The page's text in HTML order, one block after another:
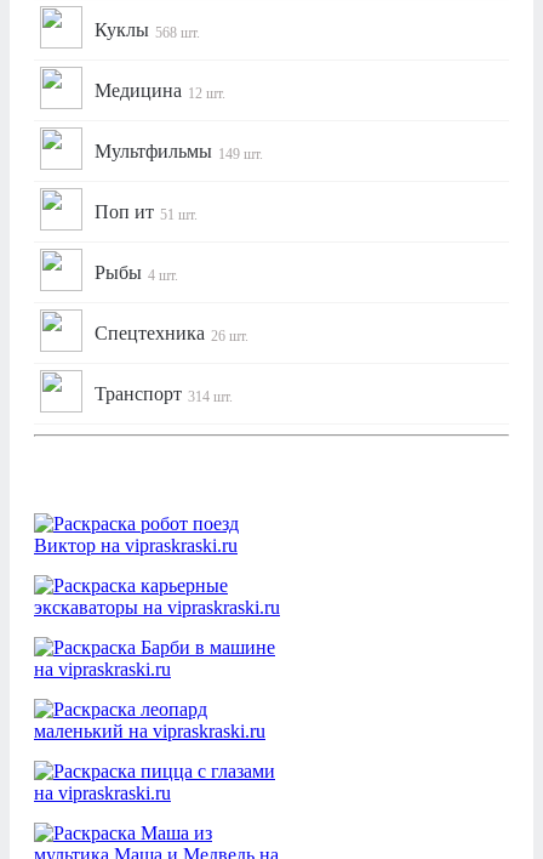
Куклы 568 шт.
Медицина 12 шт.
Мультфильмы 149 шт.
Поп ит 51 шт.
Рыбы 4 шт.
Спецтехника 26 шт.
Транспорт 314 шт.